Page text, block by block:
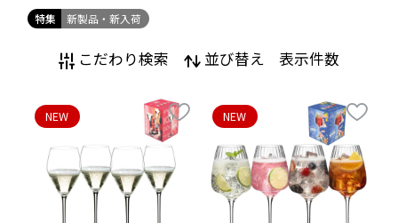
特集 新製品・新入荷
こだわり検索 並び替え 表示件数
NEW NEW